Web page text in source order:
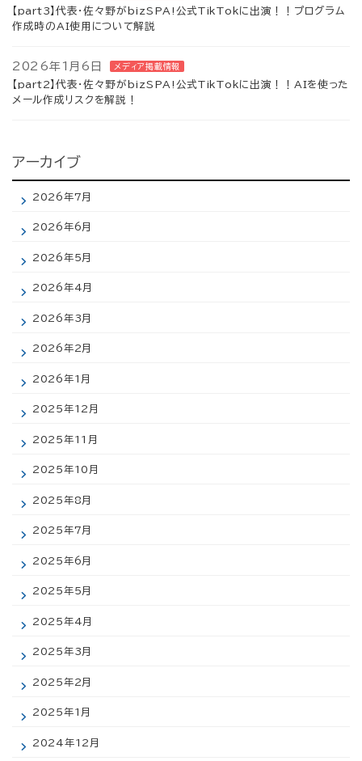
【part3】代表・佐々野がbizSPA!公式TikTokに出演！！プログラム
作成時のAI使用について解説
2026年1月6日 メディア掲載情報
【part2】代表・佐々野がbizSPA!公式TikTokに出演！！AIを使った
メール作成リスクを解説！
アーカイブ
2026年7月
2026年6月
2026年5月
2026年4月
2026年3月
2026年2月
2026年1月
2025年12月
2025年11月
2025年10月
2025年8月
2025年7月
2025年6月
2025年5月
2025年4月
2025年3月
2025年2月
2025年1月
2024年12月